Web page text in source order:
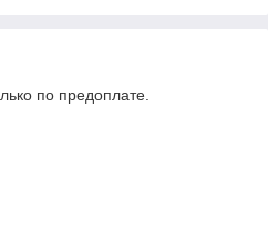
по предоплате.